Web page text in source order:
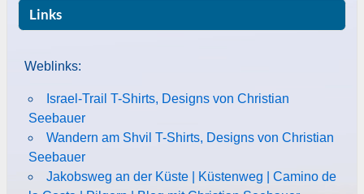
Links
Weblinks:
Israel-Trail T-Shirts, Designs von Christian
Seebauer
Wandern am Shvil T-Shirts, Designs von Christian
Seebauer
Jakobsweg an der Küste | Küstenweg | Camino de